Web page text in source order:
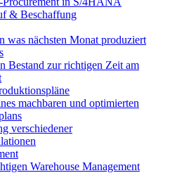
& Beschaffung
was nächsten Monat produziert
Bestand zur richtigen Zeit am
machbaren und optimierten
verschiedener
Warehouse Management